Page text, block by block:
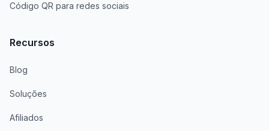
Código QR para redes sociais
Recursos
Blog
Soluções
Afiliados